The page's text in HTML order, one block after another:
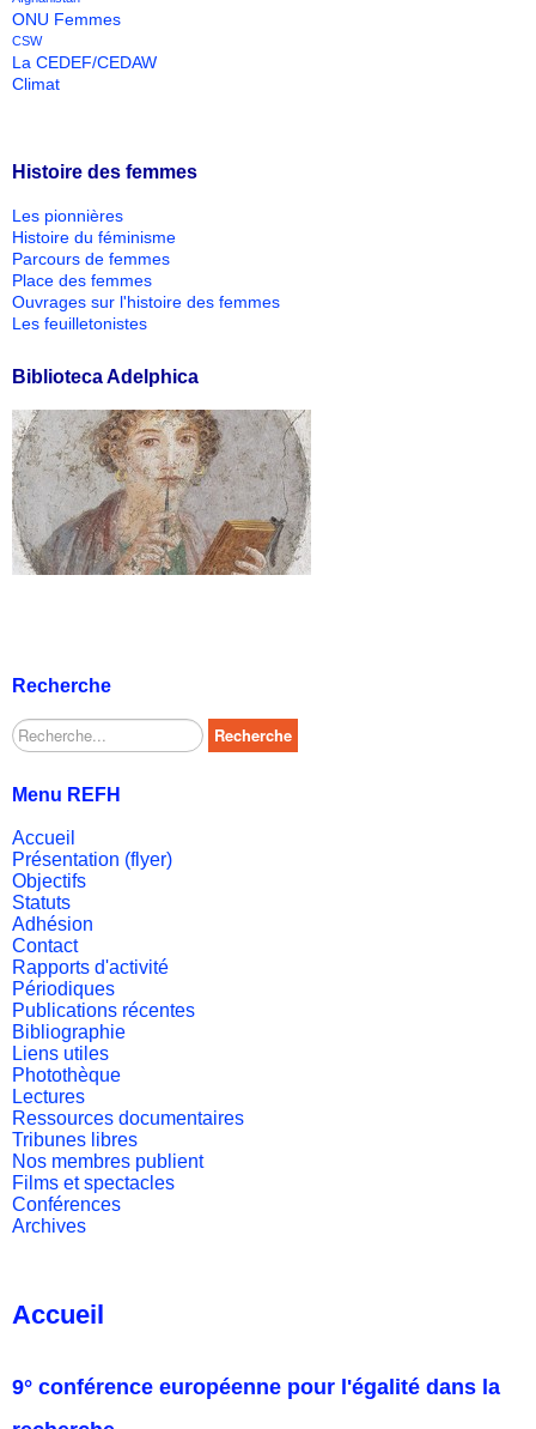
ONU Femmes
CSW
La CEDEF/CEDAW
Climat
Histoire des femmes
Les pionnières
Histoire du féminisme
Parcours de femmes
Place des femmes
Ouvrages sur l'histoire des femmes
Les feuilletonistes
Biblioteca Adelphica
Recherche
Rechercher Recherche
Menu REFH
Accueil
Présentation (flyer)
Objectifs
Statuts
Adhésion
Contact
Rapports d'activité
Périodiques
Publications récentes
Bibliographie
Liens utiles
Photothèque
Lectures
Ressources documentaires
Tribunes libres
Nos membres publient
Films et spectacles
Conférences
Archives
Accueil
9° conférence européenne pour l'égalité dans la